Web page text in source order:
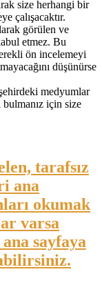
size herhangi bir
çalışacaktır.
görülen ve
etmez. Bu
ön incelemeyi
düşünürse
medyumlar
bulmanız için size
tarafsız
ana
okumak
varsa
sayfaya